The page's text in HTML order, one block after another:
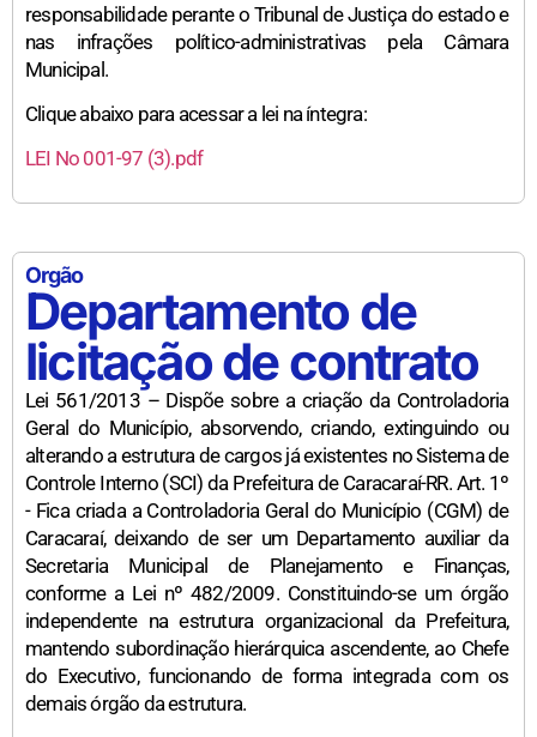
responsabilidade perante o Tribunal de Justiça do estado e
nas infrações político-administrativas pela Câmara
Municipal.
Clique abaixo para acessar a lei na íntegra:
LEI No 001-97 (3).pdf
Orgão
Departamento de
licitação de contrato
Lei 561/2013 – Dispõe sobre a criação da Controladoria
Geral do Município, absorvendo, criando, extinguindo ou
alterando a estrutura de cargos já existentes no Sistema de
Controle Interno (SCI) da Prefeitura de Caracaraí-RR. Art. 1º
- Fica criada a Controladoria Geral do Município (CGM) de
Caracaraí, deixando de ser um Departamento auxiliar da
Secretaria Municipal de Planejamento e Finanças,
conforme a Lei nº 482/2009. Constituindo-se um órgão
independente na estrutura organizacional da Prefeitura,
mantendo subordinação hierárquica ascendente, ao Chefe
do Executivo, funcionando de forma integrada com os
demais órgão da estrutura.